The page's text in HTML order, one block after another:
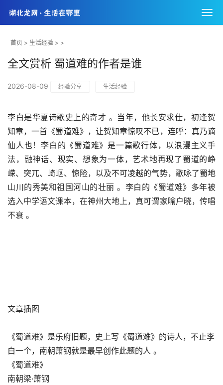
首页 > 生活经验 > >
全文赏析 蜀道难的作者是谁
2026-08-09 经验分享 生活经验
李白是华夏诗歌史上的奇才 。当年，他长安求仕，初逢贺
知章，一首《蜀道难》，让贺知章惊叹不已，连呼：真乃谪
仙人也！李白的《蜀道难》是一篇歌行体，以浪漫主义手
法，融神话、现实、想象为一体，艺术地再现了蜀道的峥
嵘、突兀、崎岖、惊险，以及不可凌越的气势，歌咏了蜀地
山川的秀美和祖国河山的壮丽 。李白的《蜀道难》多年被
选入中学语文课本，在神州大地上，真可谓家喻户晓，传唱
不衰 。
文章插图
《蜀道难》是乐府旧题，史上写《蜀道难》的诗人，不止李
白一个，南朝萧钢就是最早创作此题的人 。
《蜀道难》
南朝梁·萧钢